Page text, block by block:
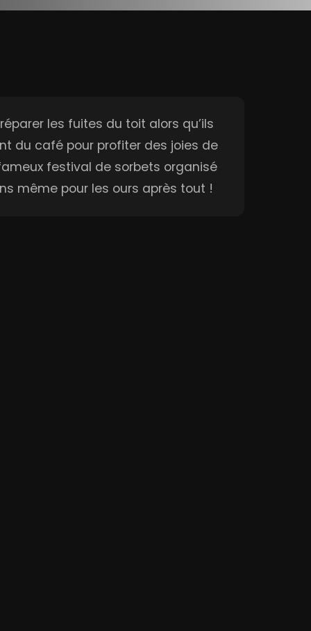
les fuites du toit alors qu’ils
du café pour profiter des joies de
festival de sorbets organisé
même pour les ours après tout !